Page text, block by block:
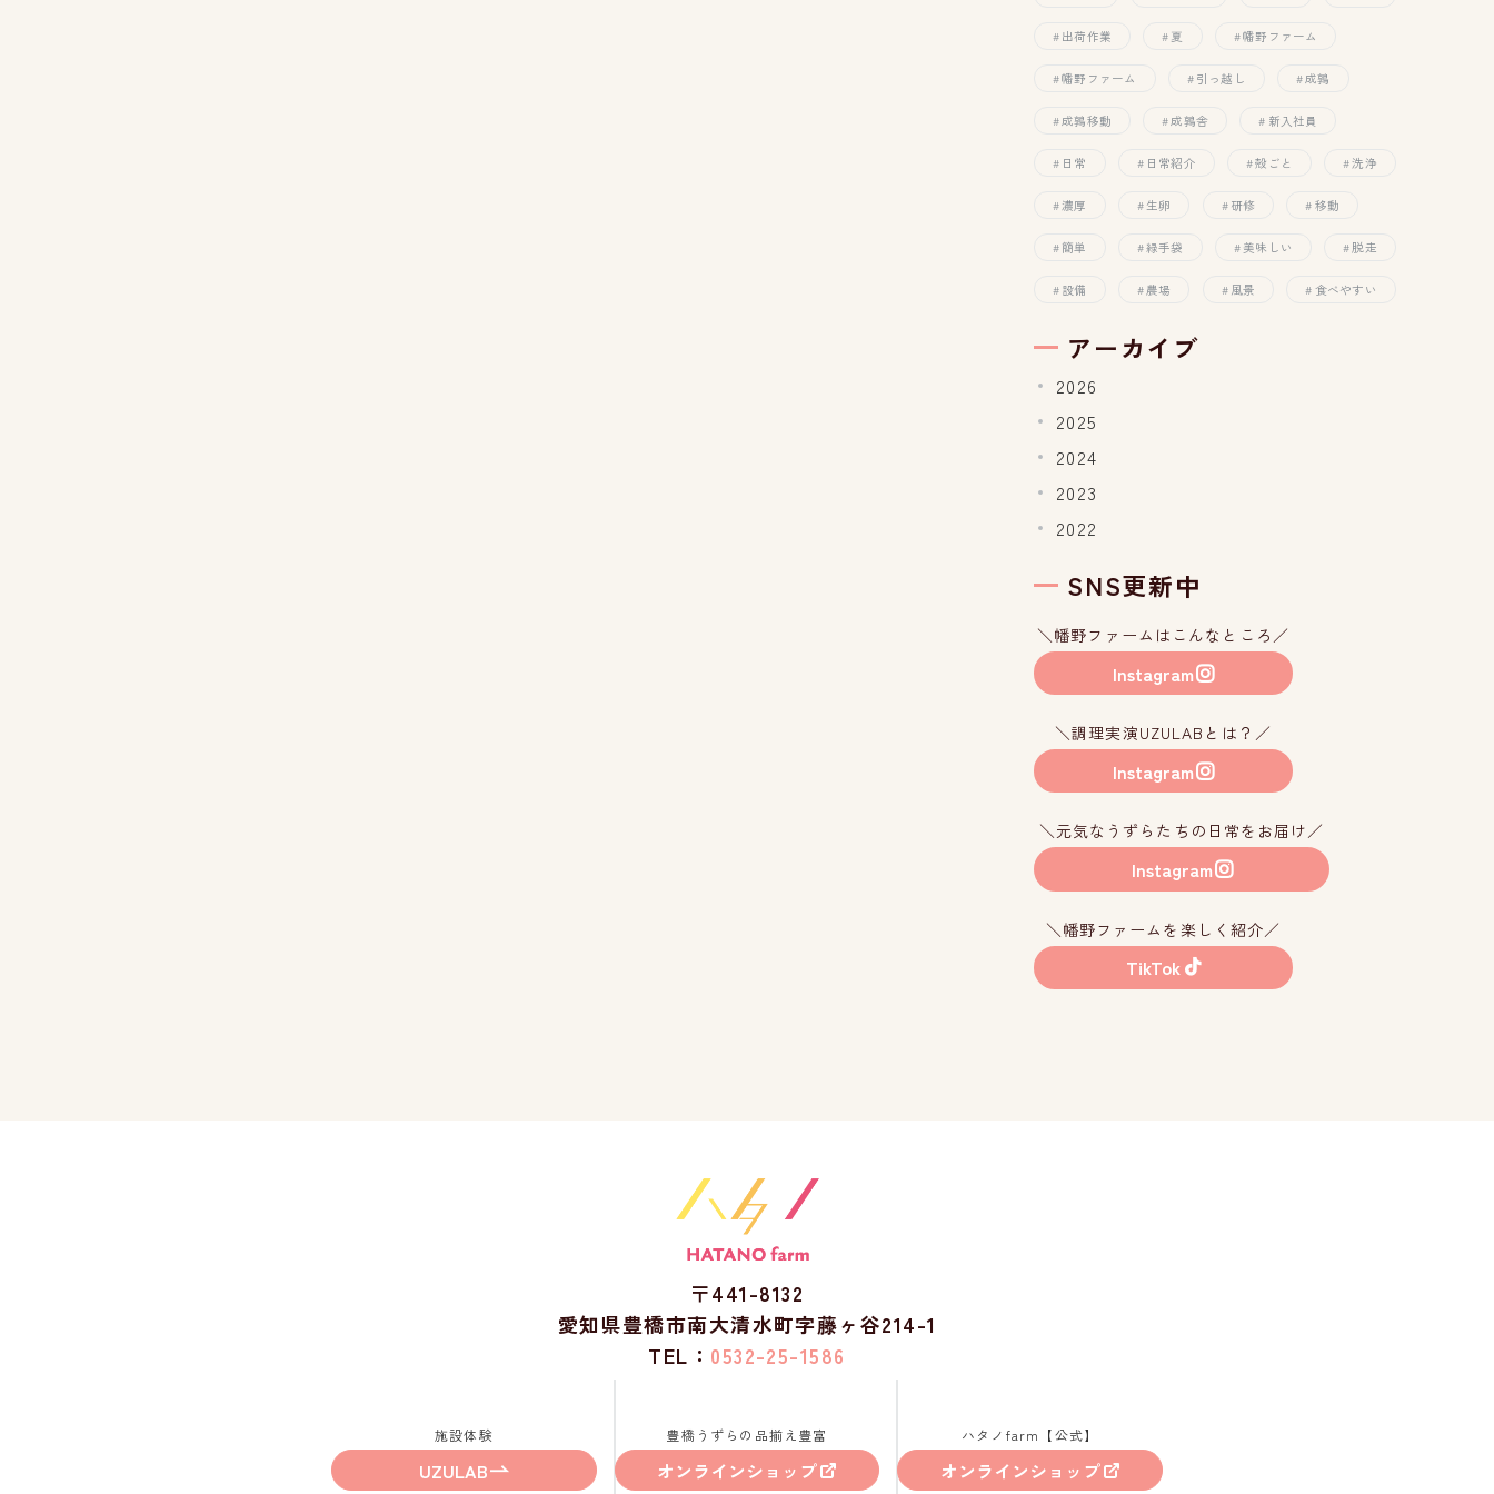
出荷作業 夏 幡野ファーム
幡野ファーム 引っ越し 成鶉
成鶉移動 成鶉舎 新入社員
日常 日常紹介 殻ごと 洗浄
濃厚 生卵 研修 移動
簡単 緑手袋 美味しい 脱走
設備 農場 風景 食べやすい
アーカイブ
2026
2025
2024
2023
2022
SNS更新中
＼幡野ファームはこんなところ／
Instagram
＼調理実演UZULABとは？／
Instagram
＼元気なうずらたちの日常をお届け／
Instagram
＼幡野ファームを楽しく紹介／
TikTok
〒441-8132
愛知県豊橋市南大清水町字藤ヶ谷214-1
TEL： 0532-25-1586
施設体験
UZULAB
豊橋うずらの品揃え豊富
オンラインショップ
ハタノfarm【公式】
オンラインショップ